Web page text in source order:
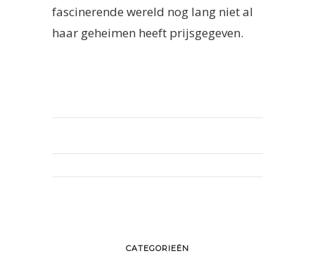
fascinerende wereld nog lang niet al
haar geheimen heeft prijsgegeven.
CATEGORIEËN